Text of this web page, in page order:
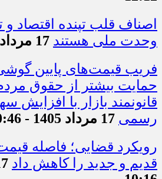
کاهش۴۰درصدی تقاضا
12:12
اصناف قلب تپنده اقتصاد و
وحدت ملی هستند 17 مرداد 1405 - 11:21
فریب قیمت‌های پایین
حمایت بیشتر از حقوق مردم
قانونمند بازار با افزایش
رسمی 17 مرداد 1405 - 10:46